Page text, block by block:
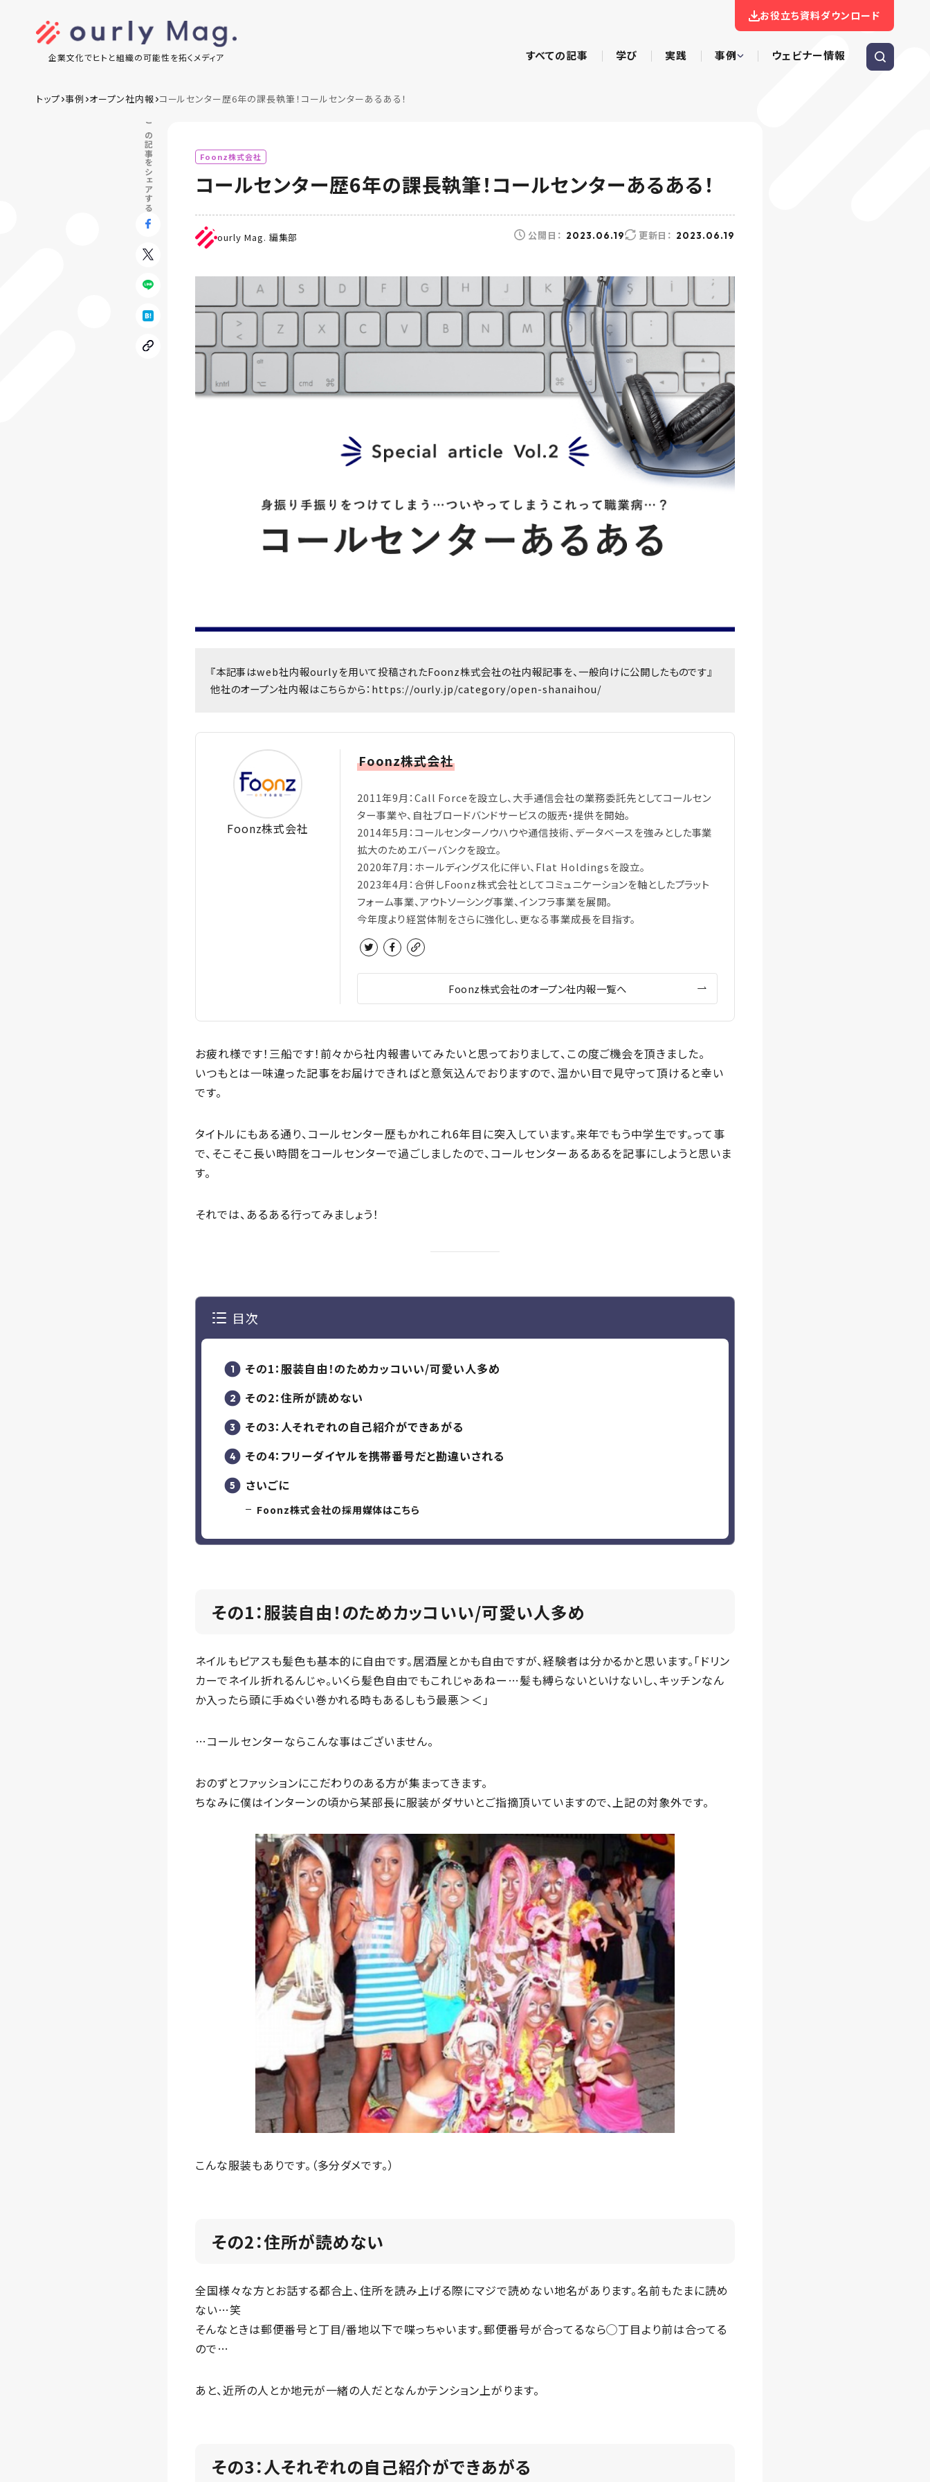
企業文化でヒトと組織の可能性を拓くメディア
お役立ち資料ダウンロード
すべての記事 学び 実践 事例 ウェビナー情報
トップ 事例 オープン社内報 コールセンター歴6年の課長執筆！コールセンターあるある！
この記事をシェアする Foonz株式会社
コールセンター歴6年の課長執筆！コールセンターあるある！
ourly Mag. 編集部 公開日： 2023.06.19 更新日： 2023.06.19
『本記事はweb社内報ourlyを用いて投稿されたFoonz株式会社の社内報記事を、一般向けに公開したものです』
他社のオープン社内報はこちらから： https://ourly.jp/category/open-shanaihou/
Foonz株式会社
Foonz株式会社
2011年9月：Call Forceを設立し、大手通信会社の業務委託先としてコールセン
ター事業や、自社ブロードバンドサービスの販売・提供を開始。
2014年5月：コールセンターノウハウや通信技術、データベースを強みとした事業
拡大のためエバーバンクを設立。
2020年7月：ホールディングス化に伴い、Flat Holdingsを設立。
2023年4月：合併しFoonz株式会社としてコミュニケーションを軸としたプラット
フォーム事業、アウトソーシング事業、インフラ事業を展開。
今年度より経営体制をさらに強化し、更なる事業成長を目指す。
Foonz株式会社のオープン社内報一覧へ
お疲れ様です！三船です！前々から社内報書いてみたいと思っておりまして、この度ご機会を頂きました。
いつもとは一味違った記事をお届けできればと意気込んでおりますので、温かい目で見守って頂けると幸い
です。
タイトルにもある通り、コールセンター歴もかれこれ6年目に突入しています。来年でもう中学生です。って事
で、そこそこ長い時間をコールセンターで過ごしましたので、コールセンターあるあるを記事にしようと思いま
す。
それでは、あるある行ってみましょう！
目次
その1：服装自由！のためカッコいい/可愛い人多め
その2：住所が読めない
その3：人それぞれの自己紹介ができあがる
その4：フリーダイヤルを携帯番号だと勘違いされる
さいごに
Foonz株式会社の採用媒体はこちら
その1：服装自由！のためカッコいい/可愛い人多め
ネイルもピアスも髪色も基本的に自由です。居酒屋とかも自由ですが、経験者は分かるかと思います。「ドリン
カーでネイル折れるんじゃ。いくら髪色自由でもこれじゃあねー…髪も縛らないといけないし、キッチンなん
か入ったら頭に手ぬぐい巻かれる時もあるしもう最悪＞＜」
…コールセンターならこんな事はございません。
おのずとファッションにこだわりのある方が集まってきます。
ちなみに僕はインターンの頃から某部長に服装がダサいとご指摘頂いていますので、上記の対象外です。
こんな服装もありです。（多分ダメです。）
その2：住所が読めない
全国様々な方とお話する都合上、住所を読み上げる際にマジで読めない地名があります。名前もたまに読め
ない…笑
そんなときは郵便番号と丁目/番地以下で喋っちゃいます。郵便番号が合ってるなら◯丁目より前は合ってる
ので…
あと、近所の人とか地元が一緒の人だとなんかテンション上がります。
その3：人それぞれの自己紹介ができあがる